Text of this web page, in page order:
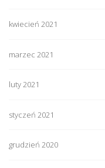
kwiecień 2021
marzec 2021
luty 2021
styczeń 2021
grudzień 2020